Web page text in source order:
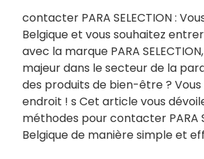
contacter PARA SELECTION :
Belgique et vous souhaitez
avec la marque PARA
majeur dans le secteur de la
des produits de bien-être ?
endroit ! s Cet article vous
méthodes pour contacter PARA
Belgique de manière simple et